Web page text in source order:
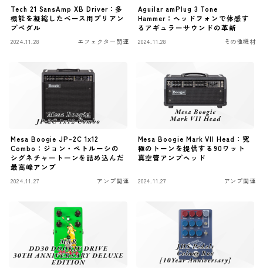
フィルター
チューナー
シミュレーター
マルチエフェクター
イコライザー
リングモジュレータ
ピッチシフター
アンプ
Tech 21 SansAmp XB Driver：多
機能を凝縮したベース用プリアン
プペダル
2024.11.28 エフェクター関連
Aguilar amPlug 3 Tone
Hammer：ヘッドフォンで体感す
るアギュラーサウンドの革新
2024.11.28 その他機材
Mesa Boogie JP-2C 1x12
Combo：ジョン・ペトルーシの
シグネチャートーンを詰め込んだ
最高峰アンプ
2024.11.27 アンプ関連
Mesa Boogie Mark VII Head：究
極のトーンを提供する90ワット
真空管アンプヘッド
2024.11.27 アンプ関連